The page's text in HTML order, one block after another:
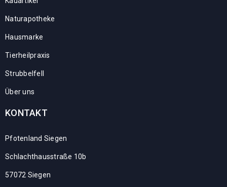
Naturapotheke
Hausmarke
Tierheilpraxis
Strubbelfell
Über uns
KONTAKT
Pfotenland Siegen
Schlachthausstraße 10b
57072 Siegen